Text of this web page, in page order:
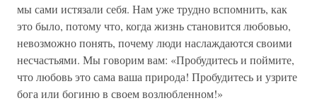
мы сами истязали себя. Нам уже трудно вспомнить, как
это было, потому что, когда жизнь становится любовью,
невозможно понять, почему люди наслаждаются своими
несчастьями. Мы говорим вам: «Пробудитесь и поймите,
что любовь это сама ваша природа! Пробудитесь и узрите
бога или богиню в своем возлюбленном!»